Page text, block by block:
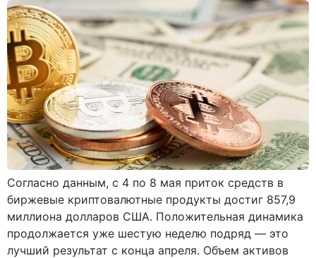
Согласно данным, с 4 по 8 мая приток средств в
биржевые криптовалютные продукты достиг 857,9
миллиона долларов США. Положительная динамика
продолжается уже шестую неделю подряд — это
лучший результат с конца апреля. Объем активов